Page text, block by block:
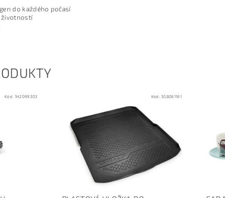
do každého počasí
životností
Kód: 1H2099303 Kód:3G8061161